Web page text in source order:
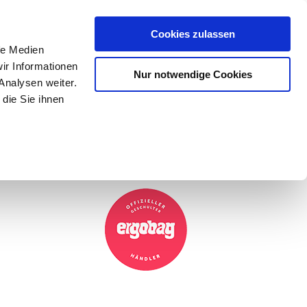
Medien
Informationen
weiter.
Sie ihnen
Cookies zulassen
Nur notwendige Cookies
0,00 €